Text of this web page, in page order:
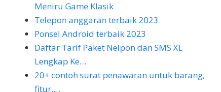
Meniru Game Klasik
Telepon anggaran terbaik 2023
Ponsel Android terbaik 2023
Daftar Tarif Paket Nelpon dan SMS XL
Lengkap Ke…
20+ contoh surat penawaran untuk barang,
fitur,…